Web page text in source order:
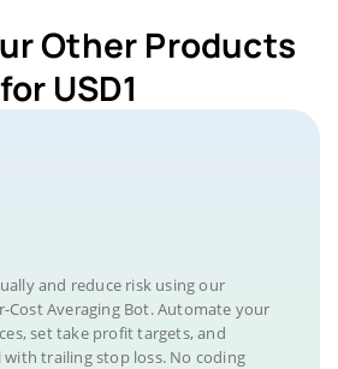
Other Products
for USD1
and reduce risk using our
Cost Averaging Bot. Automate your
set take profit targets, and
trailing stop loss. No coding